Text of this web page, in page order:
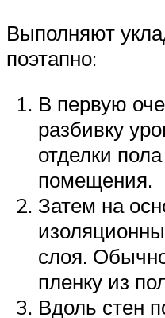
Выполняют
поэтапно:
В первую
разбивку
отделки
помещения.
Затем на
слоя.
пленку из
Вдоль стен